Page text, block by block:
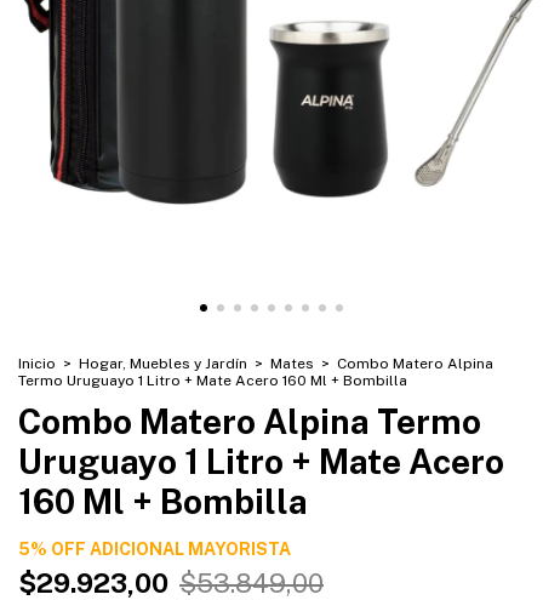
Inicio > Hogar, Muebles y Jardín > Mates > Combo Matero Alpina
Termo Uruguayo 1 Litro + Mate Acero 160 Ml + Bombilla
Combo Matero Alpina Termo
Uruguayo 1 Litro + Mate Acero
160 Ml + Bombilla
5% OFF ADICIONAL
$29.923,00 $53.849,00